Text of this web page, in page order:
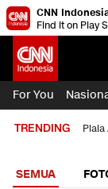
CNN
Find it on Play
For You
TRENDING Piala
SEMUA